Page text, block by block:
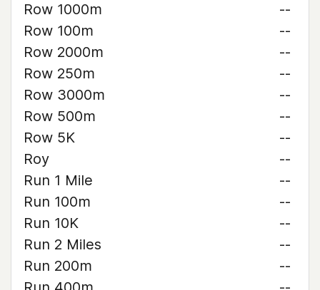
Row 1000m
--
Row 100m
--
Row 2000m
--
Row 250m
--
Row 3000m
--
Row 500m
--
Row 5K
--
Roy
--
Run 1 Mile
--
Run 100m
--
Run 10K
--
Run 2 Miles
--
Run 200m
--